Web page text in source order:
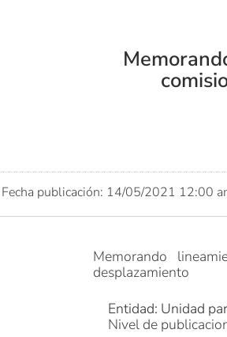
Fecha publicación: 14/05/2021 12:00
Memorando
desplazamiento
Entidad: Unidad
Nivel de